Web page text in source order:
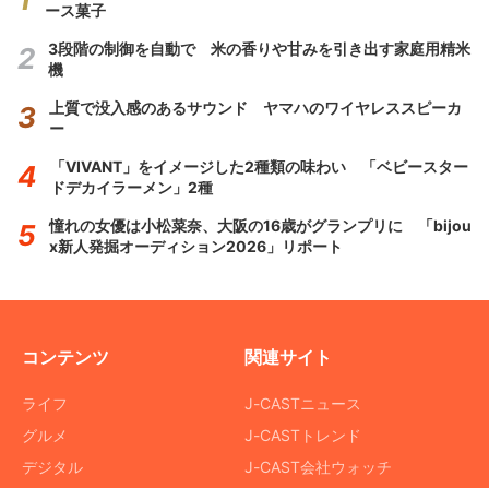
ース菓子
3段階の制御を自動で 米の香りや甘みを引き出す家庭用精米
機
上質で没入感のあるサウンド ヤマハのワイヤレススピーカ
ー
「VIVANT」をイメージした2種類の味わい 「ベビースター
ドデカイラーメン」2種
憧れの女優は小松菜奈、大阪の16歳がグランプリに 「bijou
x新人発掘オーディション2026」リポート
コンテンツ
ライフ
グルメ
デジタル
関連サイト
J-CASTニュース
J-CASTトレンド
J-CAST会社ウォッチ